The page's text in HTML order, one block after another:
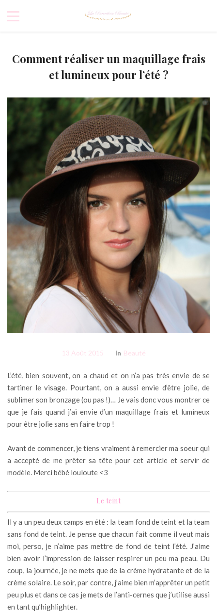
Comment réaliser un maquillage frais
et lumineux pour l’été ?
13 Août 2015 In Beauté
L’été, bien souvent, on a chaud et on n’a pas très envie de se
tartiner le visage. Pourtant, on a aussi envie d’être jolie, de
sublimer son bronzage (ou pas !)… Je vais donc vous montrer ce
que je fais quand j’ai envie d’un maquillage frais et lumineux
pour être jolie sans en faire trop !
Avant de commencer, je tiens vraiment à remercier ma soeur qui
a accepté de me prêter sa tête pour cet article et servir de
modèle. Merci bébé louloute <3
Le teint
Il y a un peu deux camps en été : la team fond de teint et la team
sans fond de teint. Je pense que chacun fait comme il veut mais
moi, perso, je n’aime pas mettre de fond de teint l’été. J’aime
bien avoir l’impression de laisser respirer un peu ma peau. Du
coup, la journée, je ne mets que de la crème hydratante et de la
crème solaire. Le soir, par contre, j’aime bien m’apprêter un petit
peu plus et dans ce cas je mets de l’anti-cernes que j’utilise aussi
en tant qu’highlighter.